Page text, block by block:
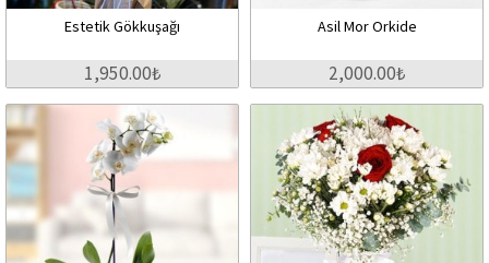
Estetik Gökkuşağı
1,950.00₺
Asil Mor Orkide
2,000.00₺